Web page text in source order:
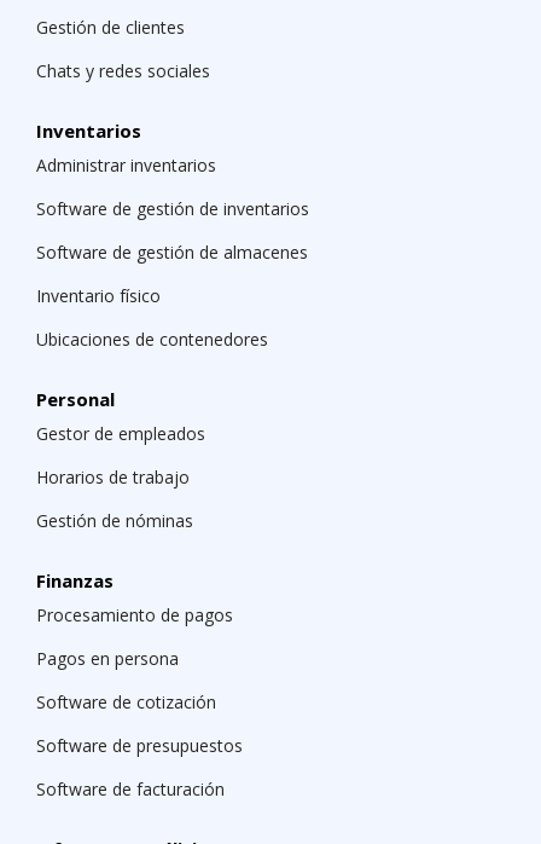
Gestión de clientes
Chats y redes sociales
Inventarios
Administrar inventarios
Software de gestión de inventarios
Software de gestión de almacenes
Inventario físico
Ubicaciones de contenedores
Personal
Gestor de empleados
Horarios de trabajo
Gestión de nóminas
Finanzas
Procesamiento de pagos
Pagos en persona
Software de cotización
Software de presupuestos
Software de facturación